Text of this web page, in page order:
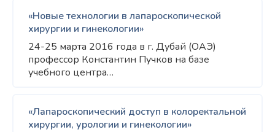
«Новые технологии в лапароскопической
хирургии и гинекологии»
24-25 марта 2016 года в г. Дубай (ОАЭ)
профессор Константин Пучков на базе
учебного центра…
«Лапароскопический доступ в колоректальной
хирургии, урологии и гинекологии»